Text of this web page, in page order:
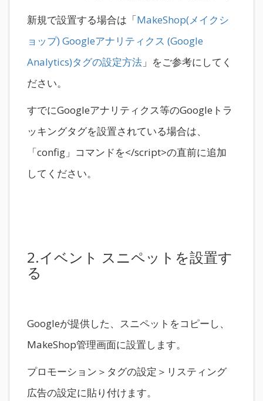
新規で設置する場合は「MakeShop(メイクシ
ョップ) Googleアナリティクス (Google
Analytics)タグの設定方法 」をご参考にしてく
ださい。
すでにGoogleアナリティクス等のGoogleトラ
ッキングタグを設置されている場合は、
「config」コマンドを</script>の直前に追加
してください。
2.イベント スニペットを設置す
る
Googleが提供した、スニペットをコピーし、
MakeShop管理画面に設置します。
プロモーション＞タグの設定＞リスティング
広告の設定に貼り付けます。